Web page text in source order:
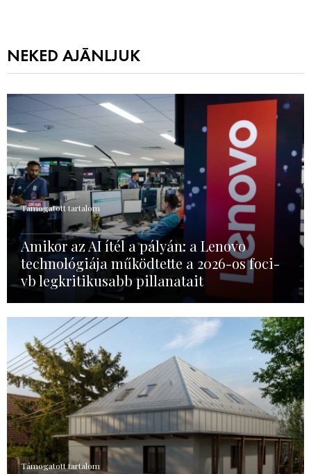
NEKED AJÁNLJUK
Támogatott tartalom
Amikor az AI ítél a pályán: a Lenovo
technológiája működtette a 2026-os foci-
vb legkritikusabb pillanatait
Támogatott tartalom